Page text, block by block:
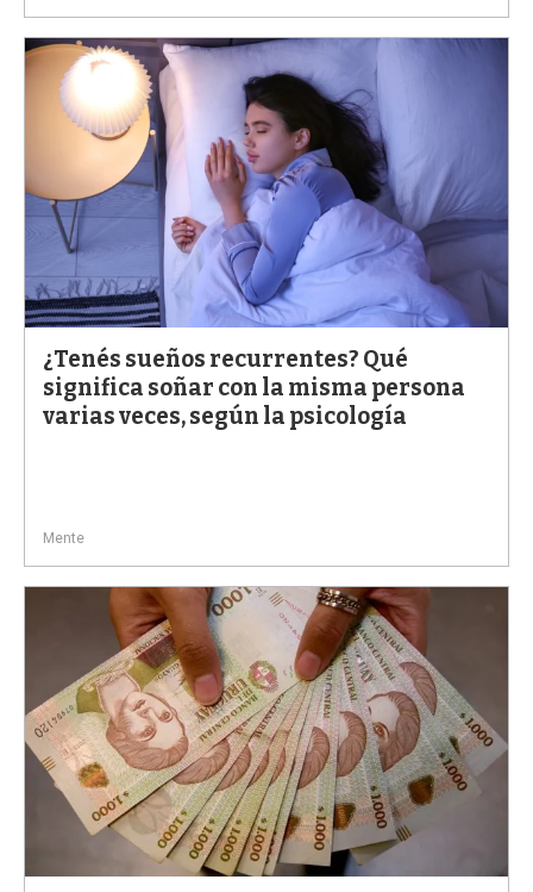
¿Tenés sueños recurrentes? Qué
significa soñar con la misma persona
varias veces, según la psicología
Mente